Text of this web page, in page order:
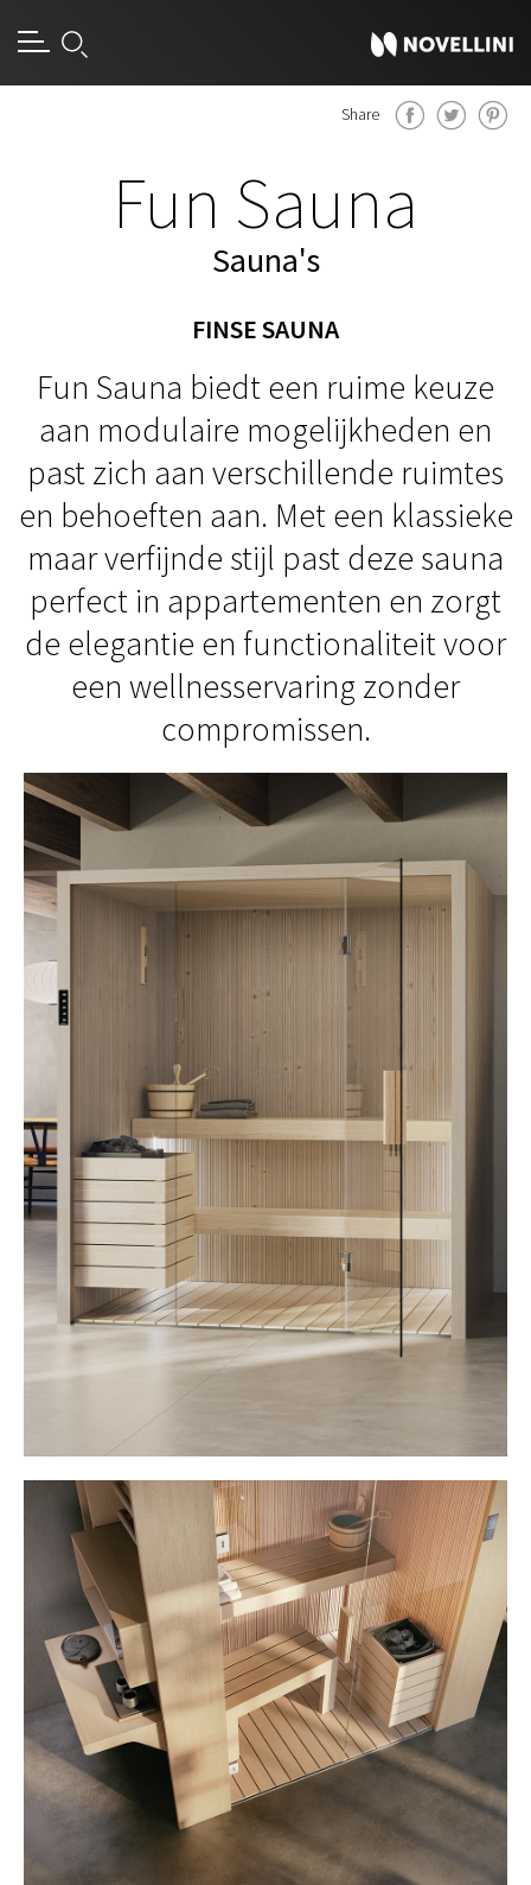
Share
Fun Sauna
Sauna's
FINSE SAUNA
Fun Sauna biedt een ruime keuze
aan modulaire mogelijkheden en
past zich aan verschillende ruimtes
en behoeften aan. Met een klassieke
maar verfijnde stijl past deze sauna
perfect in appartementen en zorgt
de elegantie en functionaliteit voor
een wellnesservaring zonder
compromissen.